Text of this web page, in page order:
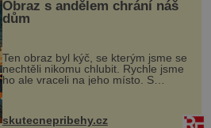
Obraz s andělem chrání náš
dům
Ten obraz byl kýč, se kterým jsme se
nechtěli nikomu chlubit. Rychle jsme
ho ale vraceli na jeho místo. S
manželem Vaškem jsme si pořídili
chaloupku, takový domek na severu
Čech, kde jsme si naplánova...
skutecnepribehy.cz